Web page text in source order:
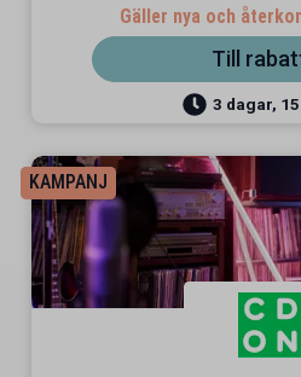
Gäller nya och
Till
3 dagar,
KAMPANJ